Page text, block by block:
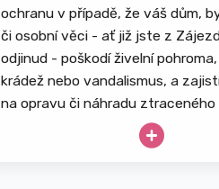
ochranu v případě, že váš dům,
či osobní věci - ať již jste z
odjinud - poškodí živelní
krádež nebo vandalismus, a
na opravu či náhradu
přičemž nekryje běžné opotřebení